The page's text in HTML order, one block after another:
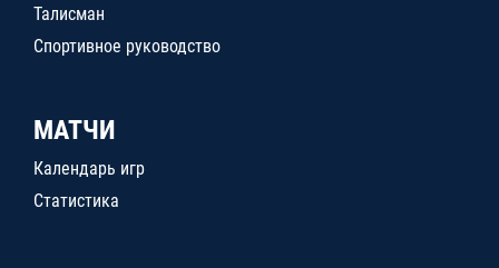
Талисман
Спортивное руководство
МАТЧИ
Календарь игр
Статистика